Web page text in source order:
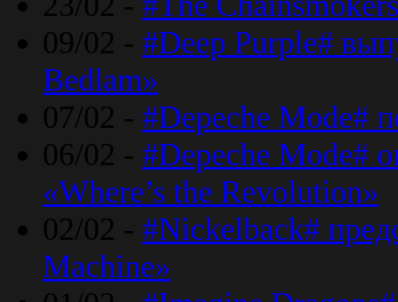
09/02 - #Deep Purple#
Bedlam»
07/02 - #Depeche Mode#
06/02 - #Depeche Mode#
«Where’s the Revolution»
02/02 - #Nickelback#
Machine»